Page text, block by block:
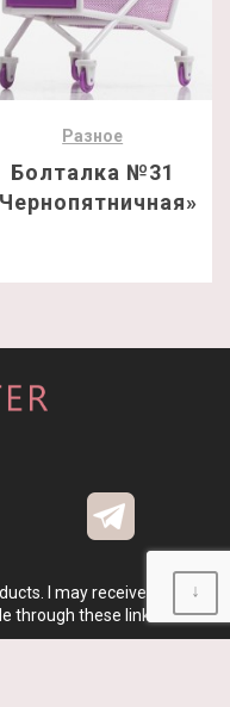
Разное
Болталка №31
I may receive a small
through these links.
↓